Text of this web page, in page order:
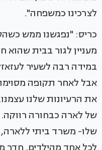
לצרכינו כמשפחה".
כריס: "נפגשנו ממש
מעניין לגור בבית
במידה רבה לשעיר
אבל לאחר תקופה
את הרעיונות שלנו
של לארה כבחורה
שלו- משרד ביתי ללארה,